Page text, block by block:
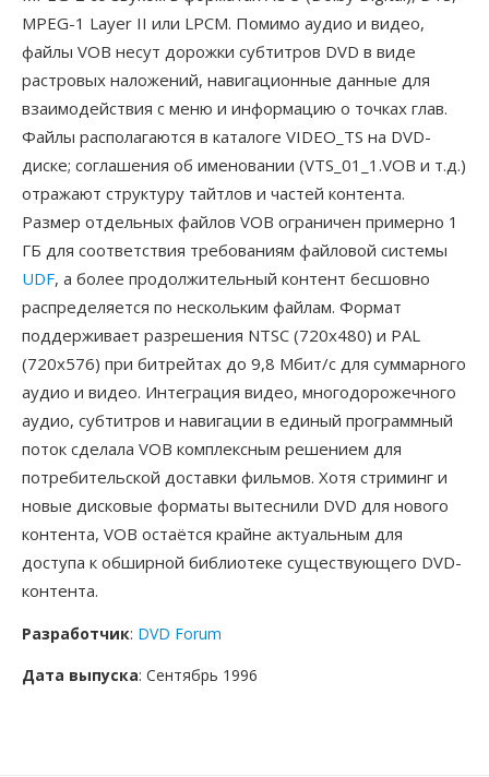
MPEG-1 Layer II или LPCM. Помимо аудио и видео,
файлы VOB несут дорожки субтитров DVD в виде
растровых наложений, навигационные данные для
взаимодействия с меню и информацию о точках глав.
Файлы располагаются в каталоге VIDEO_TS на DVD-
диске; соглашения об именовании (VTS_01_1.VOB и т.д.)
отражают структуру тайтлов и частей контента.
Размер отдельных файлов VOB ограничен примерно 1
ГБ для соответствия требованиям файловой системы
UDF, а более продолжительный контент бесшовно
распределяется по нескольким файлам. Формат
поддерживает разрешения NTSC (720x480) и PAL
(720x576) при битрейтах до 9,8 Мбит/с для суммарного
аудио и видео. Интеграция видео, многодорожечного
аудио, субтитров и навигации в единый программный
поток сделала VOB комплексным решением для
потребительской доставки фильмов. Хотя стриминг и
новые дисковые форматы вытеснили DVD для нового
контента, VOB остаётся крайне актуальным для
доступа к обширной библиотеке существующего DVD-
контента.
Разработчик: DVD Forum
Дата выпуска: Сентябрь 1996